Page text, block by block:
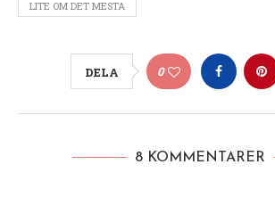
LITE OM DET MESTA
DELA 0
8 KOMMENTARER